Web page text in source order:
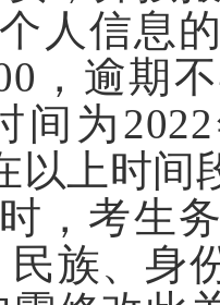
人信息
，逾期
间为2022
以上时间
，考生
族、身